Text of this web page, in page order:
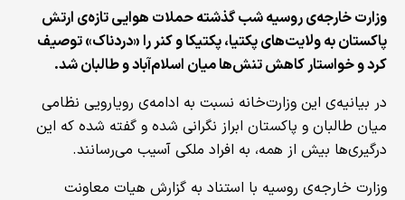
وزارت خارجه‌ی روسیه شب گذشته حملات هوایی تازه‌ی ارتش
پاکستان به ولایت‌های پکتیا، پکتیکا و کنر را «دردناک» توصیف
کرد و خواستار کاهش تنش‌ها میان اسلام‌آباد و طالبان شد.
در بیانیه‌ی این وزارت‌خانه نسبت به ادامه‌ی رویارویی نظامی
میان طالبان و پاکستان ابراز نگرانی شده و گفته شده که این
درگیری‌ها بیش از همه، به افراد ملکی آسیب می‌رسانند.
وزارت خارجه‌ی روسیه با استناد به گزارش هیات معاونت